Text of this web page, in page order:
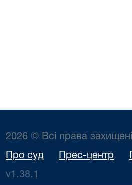
2026 © Всі права захищені
Про суд Прес-центр
v1.38.1